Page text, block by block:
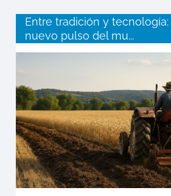
Entre tradición y tecnología:
nuevo pulso del mu...